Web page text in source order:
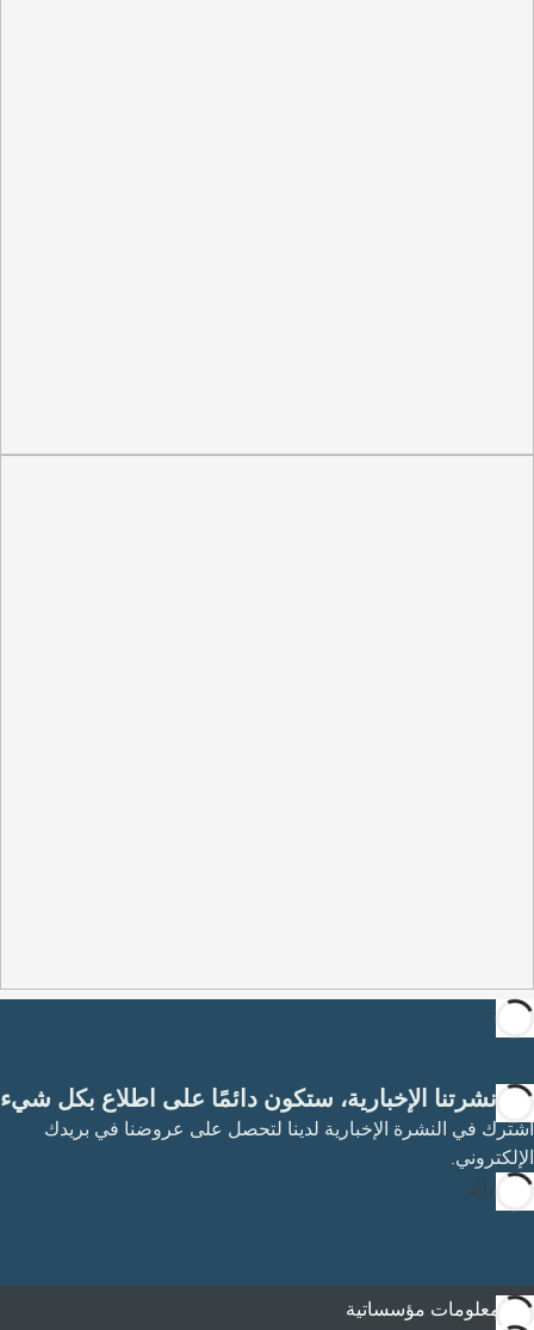
مع نشرتنا الإخبارية، ستكون دائمًا على اطلاع بكل شيء
اشترك في النشرة الإخبارية لدينا لتحصل على عروضنا في بريدك
الإلكتروني.
الاشتراك
معلومات مؤسساتية